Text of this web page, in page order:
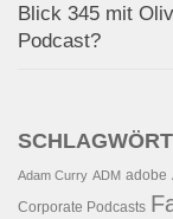
Blick 345 mit
Podcast?
Adam Curry ADM adobe
Corporate Podcasts